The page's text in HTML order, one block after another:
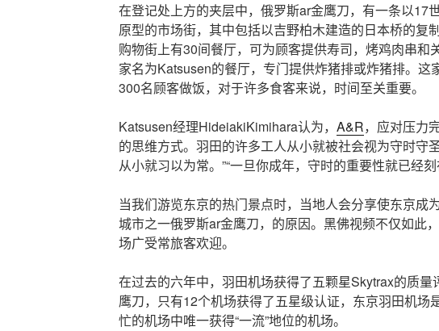
在登记处上方的夹层中，俄罗斯ar金鹰刀，有一条以17
原型的市场街，其中包括以吉野柏木建造的日本桥的复
购物街上有30间餐厅，可为顾客提供寿司，烤鸡肉串和
家名为Katsusen的餐厅，专门提供炸猪排或炸猪排。这
300名顾客做饭，对于许多食客来说，时间至关重要。
Katsusen经理HideiakiKimihara认为， A&R，应对压力
的思维方式。羽田的许多工人从小就被社会视为守时守
从小就习以为常。”“一旦你成年，守时的重要性就已经
当我们游览东京的热门景点时，当地人会分享使东京成
城市之一俄罗斯ar金鹰刀，的原因。黑佛视频不仅如此
场广受常旅客欢迎。
在过去的六年中，羽田机场获得了五颗星Skytrax的质量
鹰刀，只有12个机场获得了五星级认证，东京羽田机场
忙的机场中唯一获得“一流”地位的机场。